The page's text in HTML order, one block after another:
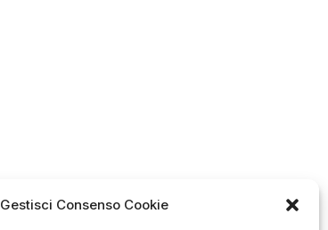
Gestisci Consenso Cookie